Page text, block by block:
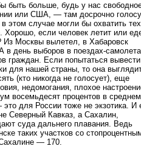
быть больше, будь у нас
или США, — там досрочно
этом случае могли бы охватить
Хорошо, если человек летит или
Из Москвы вылетел, в Хабаровск
день выборов в поездах-
граждан. Если попытаться вывести
для нашей страны, то она
(кто никогда не голосует), еще
недомогания, плохое
восемьдесят процентов в
для России тоже не экзотика. И
Северный Кавказ, а Сахалин,
суда дальнего плавания. Ведь
таких участков со
— 170.